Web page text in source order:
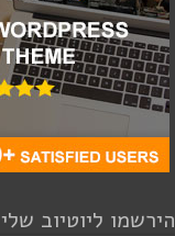
הירשמו ליוטיוב שלי